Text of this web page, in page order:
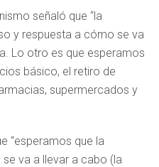
señaló que “la
y respuesta a cómo se va
Lo otro es que esperamos
básico, el retiro de
supermercados y
“esperamos que la
va a llevar a cabo (la